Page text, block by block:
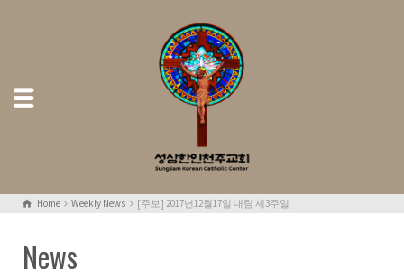
Home Weekly News [주보] 2017년12월17일 대림 제3주일
News